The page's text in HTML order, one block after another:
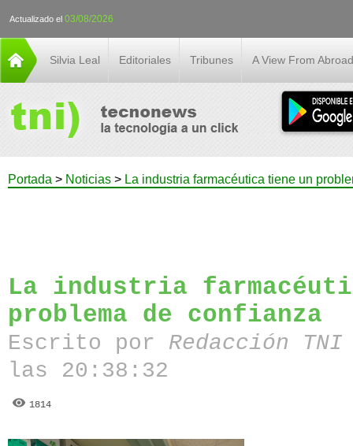
Actualizado el 03/08/2026
Silvia Leal Editoriales Tribunes A View From Abroad
Portada > Noticias > La industria farmacéutica tiene un
La industria
problema de confianza
Escrito por Redacción
las 20:38:32
1814